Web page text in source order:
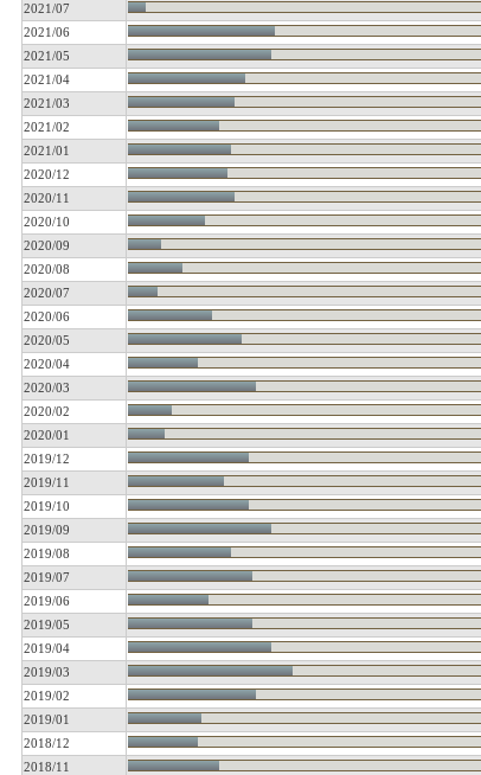
2021/07
2021/06
2021/05
2021/04
2021/03
2021/02
2021/01
2020/12
2020/11
2020/10
2020/09
2020/08
2020/07
2020/06
2020/05
2020/04
2020/03
2020/02
2020/01
2019/12
2019/11
2019/10
2019/09
2019/08
2019/07
2019/06
2019/05
2019/04
2019/03
2019/02
2019/01
2018/12
2018/11